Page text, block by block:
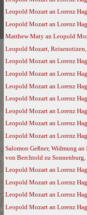
Leopold Mozart an Lorenz
Leopold Mozart an Lorenz
Matthew Maty an Leopold
Leopold Mozart,
Leopold Mozart an Lorenz
Leopold Mozart an Lorenz
Leopold Mozart an Lorenz
Leopold Mozart an Lorenz
Leopold Mozart an Lorenz
Leopold Mozart an Lorenz
Leopold Mozart an Lorenz
Salomon Geßner, Widmung
von Berchtold zu
Leopold Mozart an Lorenz
Leopold Mozart an Lorenz
Leopold Mozart an Lorenz
Leopold Mozart an Lorenz